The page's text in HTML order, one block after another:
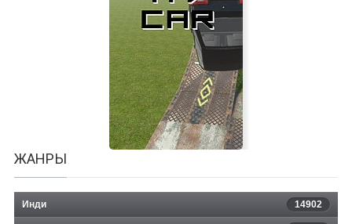
Judge Dredd: Dredd vs. Death
ЖАНРЫ
Инди 14902